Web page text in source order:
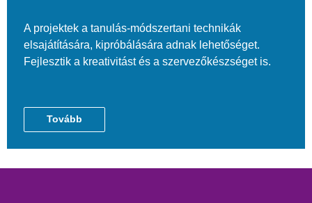
A projektek a tanulás-módszertani technikák
elsajátítására, kipróbálására adnak lehetőséget.
Fejlesztik a kreativitást és a szervezőkészséget is.
Tovább